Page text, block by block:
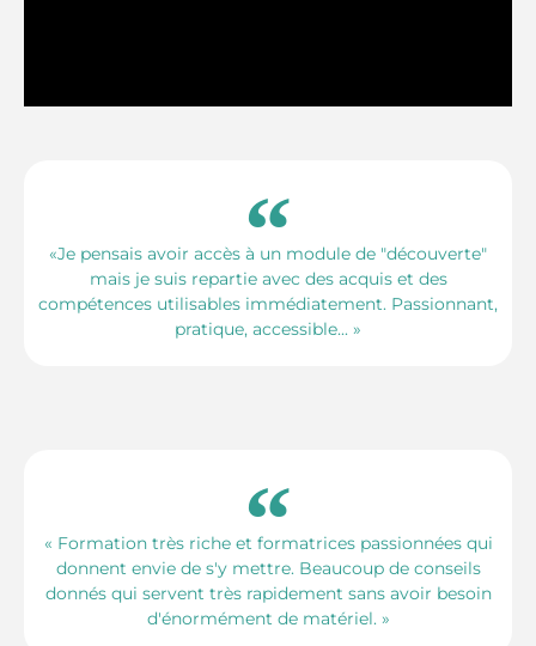
«Je pensais avoir accès à un module de "découverte"
mais je suis repartie avec des acquis et des
compétences utilisables immédiatement. Passionnant,
pratique, accessible... »
« Formation très riche et formatrices passionnées qui
donnent envie de s'y mettre. Beaucoup de conseils
donnés qui servent très rapidement sans avoir besoin
d'énormément de matériel. »